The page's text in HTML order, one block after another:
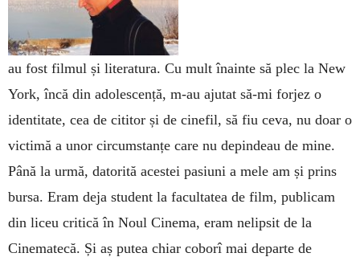
au fost filmul și literatura. Cu mult înainte să plec la New
York, încă din adolescență, m-au ajutat să-mi forjez o
identitate, cea de cititor și de cinefil, să fiu ceva, nu doar o
victimă a unor circumstanțe care nu depindeau de mine.
Până la urmă, datorită acestei pasiuni a mele am și prins
bursa. Eram deja student la facultatea de film, publicam
din liceu critică în Noul Cinema, eram nelipsit de la
Cinematecă. Și aș putea chiar coborî mai departe de